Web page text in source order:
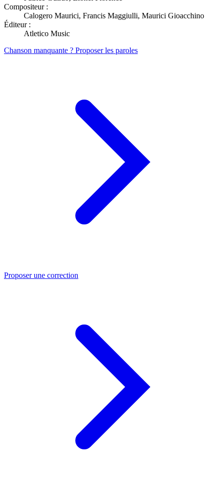
Compositeur :
Calogero Maurici, Francis Maggiulli, Maurici Gioacchino
Éditeur :
Atletico Music
Chanson manquante ? Proposer les paroles
Proposer une correction